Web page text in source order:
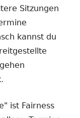
Sitzungen
kannst du
ist Fairness